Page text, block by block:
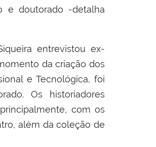
e doutorado -detalha
entrevistou ex-
da criação dos
e Tecnológica, foi
Os historiadores
com os
além da coleção de